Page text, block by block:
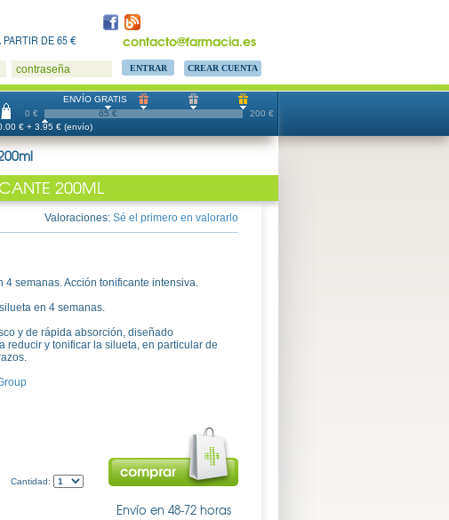
contacto@farmacia.es
PARTIR DE 65 €
contraseña CREAR CUENTA
0 € 200 €
ENVÍO GRATIS
65 €
€ + 3.95 € (envío)
200ML
Valoraciones: Sé el primero en valorarlo
4 semanas. Acción tonificante intensiva.
en 4 semanas.
y de rápida absorción, diseñado
reducir y tonificar la silueta, en particular de
Cantidad:
Envío en 48-72 horas